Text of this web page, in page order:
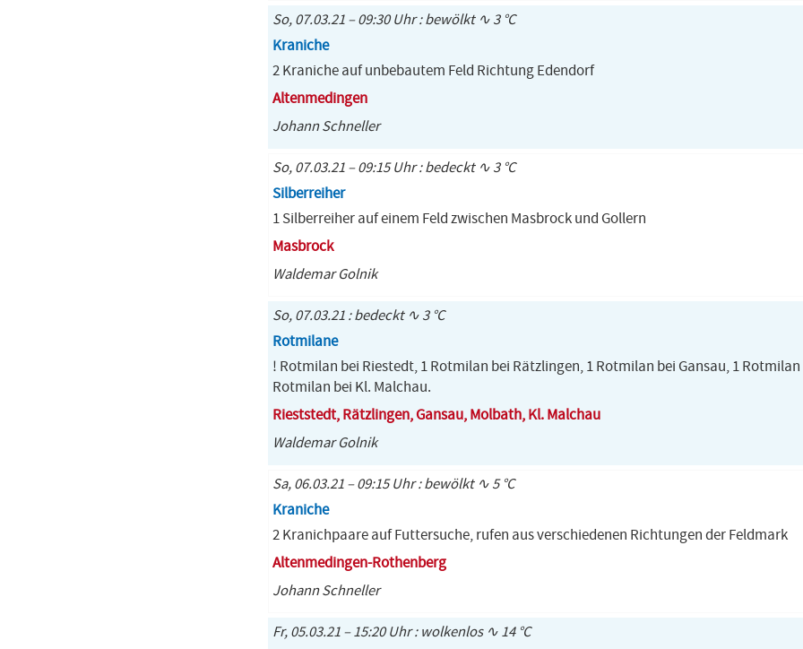
So, 07.03.21 – 09:30 Uhr : bewölkt ∿ 3 °C
Kraniche
2 Kraniche auf unbebautem Feld Richtung Edendorf
Altenmedingen
Johann Schneller
So, 07.03.21 – 09:15 Uhr : bedeckt ∿ 3 °C
Silberreiher
1 Silberreiher auf einem Feld zwischen Masbrock und Gollern
Masbrock
Waldemar Golnik
So, 07.03.21 : bedeckt ∿ 3 °C
Rotmilane
! Rotmilan bei Riestedt, 1 Rotmilan bei Rätzlingen, 1 Rotmilan bei Gansau, 1
Rotmilan bei Kl. Malchau.
Rieststedt, Rätzlingen, Gansau, Molbath, Kl. Malchau
Waldemar Golnik
Sa, 06.03.21 – 09:15 Uhr : bewölkt ∿ 5 °C
Kraniche
2 Kranichpaare auf Futtersuche, rufen aus verschiedenen Richtungen der Feldmark
Altenmedingen-Rothenberg
Johann Schneller
Fr, 05.03.21 – 15:20 Uhr : wolkenlos ∿ 14 °C